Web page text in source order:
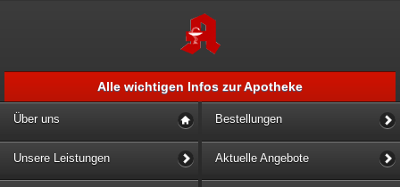
Alle wichtigen Infos zur Apotheke
Über uns Bestellungen
Unsere Leistungen Aktuelle Angebote